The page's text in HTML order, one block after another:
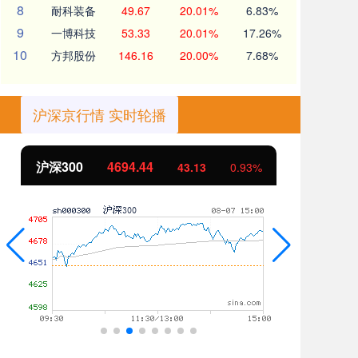
8 耐科装备 49.67 20.01% 6.83%
9 一博科技 53.33 20.01% 17.26%
10 方邦股份 146.16 20.00% 7.68%
沪深京行情 实时轮播
43.13 0.93% 北证50